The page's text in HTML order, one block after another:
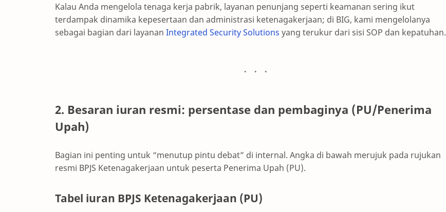
Kalau Anda mengelola tenaga kerja pabrik, layanan penunjang seperti keamanan sering ikut
terdampak dinamika kepesertaan dan administrasi ketenagakerjaan; di BIG, kami mengelolanya
sebagai bagian dari layanan Integrated Security Solutions yang terukur dari sisi SOP dan kepatuhan.
2. Besaran iuran resmi: persentase dan pembaginya (PU/Penerima
Upah)
Bagian ini penting untuk “menutup pintu debat” di internal. Angka di bawah merujuk pada rujukan
resmi BPJS Ketenagakerjaan untuk peserta Penerima Upah (PU).
Tabel iuran BPJS Ketenagakerjaan (PU)